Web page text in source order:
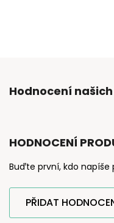
Hodnocení
HODNOCENÍ
Buďte první, kdo napíše
PŘIDAT